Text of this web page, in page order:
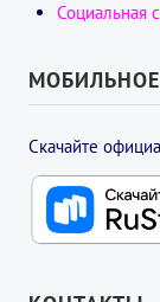
Социальная
Скачайте